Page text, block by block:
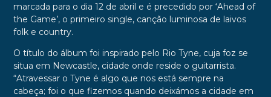
marcada para o dia 12 de abril e é precedido por ‘Ahead of
the Game’, o primeiro single, canção luminosa de laivos
folk e country.
O título do álbum foi inspirado pelo Rio Tyne, cuja foz se
situa em Newcastle, cidade onde reside o guitarrista.
“Atravessar o Tyne é algo que nos está sempre na
cabeça; foi o que fizemos quando deixámos a cidade em